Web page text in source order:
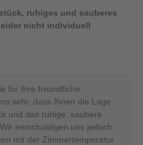
ruhiges und sauberes
nicht individuell
für Ihre freundliche
sehr, dass Ihnen die Lage
und das ruhige, saubere
entschuldigen uns jedoch
mit der Zimmertemperatur